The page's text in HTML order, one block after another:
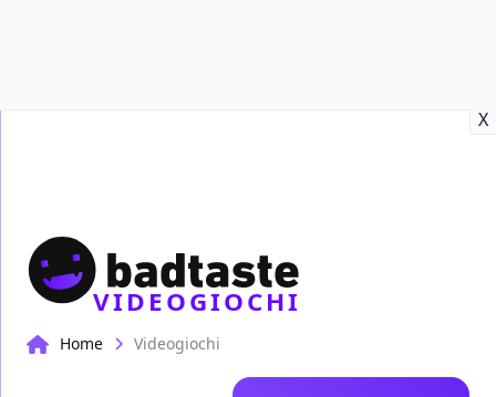
X
VIDEOGIOCHI
Home Videogiochi